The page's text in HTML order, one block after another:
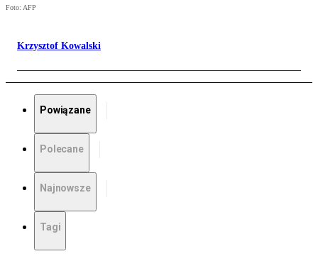
Foto: AFP
Krzysztof Kowalski
Powiązane
Polecane
Najnowsze
Tagi